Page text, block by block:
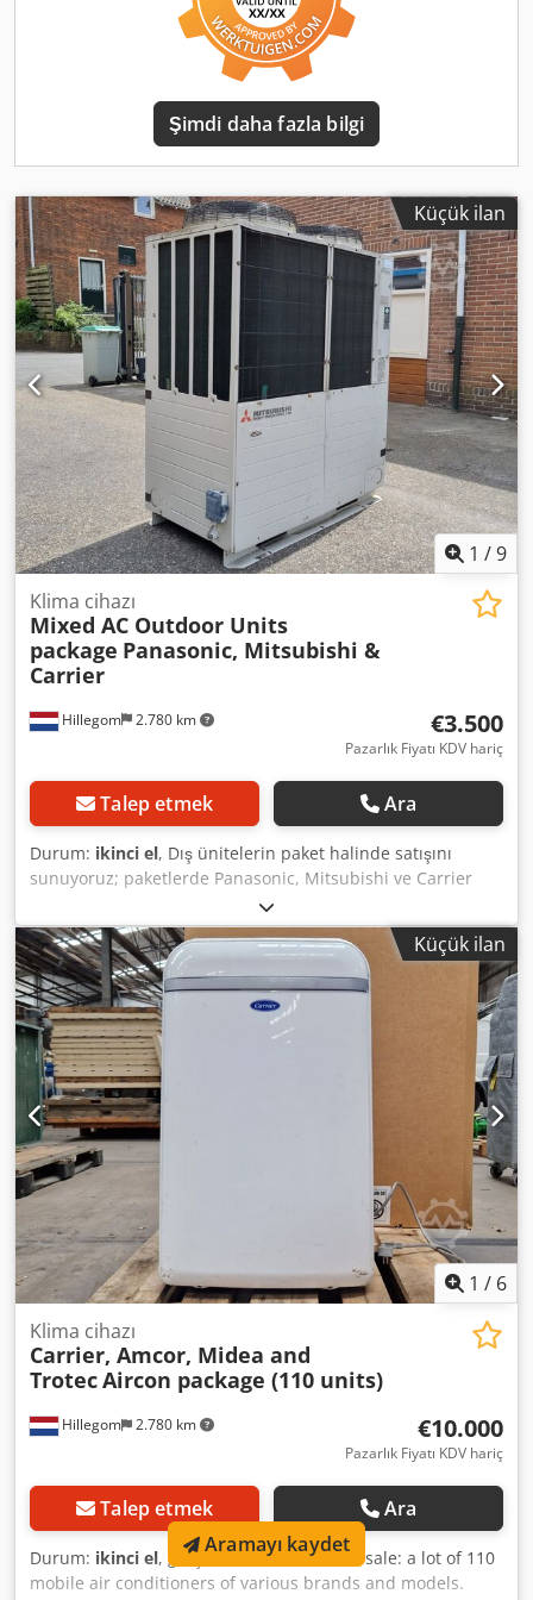
(kondansatörsüz) ve hidrolik devre (pompa, depo) olmadan
sunulan su soğutmalı chillerlardır. Krank karteri ısıtıcısı ve
faz kontrolü dâhildir. Soğutma kapasitesi: 66,2 kW Soğuk
su çıkış/giriş sıcaklığı: 7 / 12°C Debi: 11,4 m³/saat
Kondensasyon sıcaklığı: 45°C Soğutucu gaz: R 410A Elektrik
verileri: Gerilim: 400 V, Frekans: 50 Hz, Faz: 3 Maksimum
güç tüketimi: 27 kW Maksimum akım: 45 A Credpoxxq U
Boyutlar: Uzunluk: 1735 mm, Genişlik: 660 mm, Yükseklik:
1200 mm Ağırlık: 383 kg Soğuk su bağlantısı: G 2" B
Soğutucu gaz bağlantısı (çap): 22 / 28 mm ODF Seri No:
2200388958 Üretim yılı: 2022 Durum: Görsel olarak 1,
teknik olarak iyi (Depoda, yeni gibi) Fiyat: Talep üzerine
(Teknik değişiklikler ve ara satış hakkı saklıdır!)
Şimdi daha fazla bilgi
Küçük ilan
1 /9
Hillegom 2.780 km
Klima cihazı
Mixed AC Outdoor Units
package Panasonic, Mitsubishi &
Carrier
€3.500
Pazarlık Fiyatı KDV hariç
Talep etmek Ara
Durum: ikinci el, Dış ünitelerin paket halinde satışını
sunuyoruz; paketlerde Panasonic, Mitsubishi ve Carrier
gibi markalardan bir karışım bulunmaktadır (mevcutluğa
bağlı olarak benzer birinci sınıf markalar da olabilir). Bu
paketler, toptan alım yapmak isteyen ticari müşteriler,
ihracatçılar ve montajcılar için idealdir. Cedpfx Asycr
Scjqqerf Paketler yalnızca sabit, toplu bir fiyat üzerinden
satılır. Parça başı veya tekli satış yapılmamaktadır. İlginiz
varsa lütfen mesaj göndermekten çekinmeyin.
Küçük ilan
1 / 6
Hillegom 2.780 km
Klima cihazı
Carrier, Amcor, Midea and
TrotecAircon package (110 units)
€10.000
Pazarlık Fiyatı KDV hariç
Talep etmek Ara
Durum: ikinci el, giriş frekansı:50 Hz, For sale: a lot of 110
mobile air conditioners of various brands and models.
Aramayı kaydet